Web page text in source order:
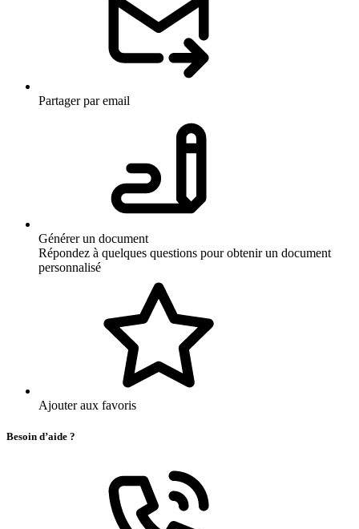
Partager par email
Générer un document
Répondez à quelques questions pour obtenir un document
personnalisé
Ajouter aux favoris
Besoin d’aide ?